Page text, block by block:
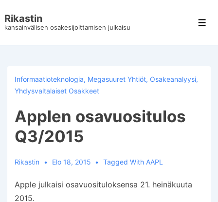
Siirry
Rikastin
kansainvälisen osakesijoittamisen julkaisu
Informaatioteknologia, Megasuuret Yhtiöt, Osakeanalyysi,
Yhdysvaltalaiset Osakkeet
Applen osavuositulos
Q3/2015
Rikastin Elo 18, 2015 Tagged With AAPL
Apple julkaisi osavuosituloksensa 21. heinäkuuta
2015.